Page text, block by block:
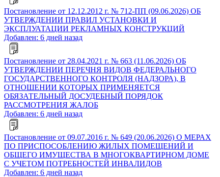
Постановление от 12.12.2012 г. № 712-ПП (09.06.2026) ОБ
УТВЕРЖДЕНИИ ПРАВИЛ УСТАНОВКИ И
ЭКСПЛУАТАЦИИ РЕКЛАМНЫХ КОНСТРУКЦИЙ
Добавлен: 6 дней назад
Постановление от 28.04.2021 г. № 663 (11.06.2026) ОБ
УТВЕРЖДЕНИИ ПЕРЕЧНЯ ВИДОВ ФЕДЕРАЛЬНОГО
ГОСУДАРСТВЕННОГО КОНТРОЛЯ (НАДЗОРА), В
ОТНОШЕНИИ КОТОРЫХ ПРИМЕНЯЕТСЯ
ОБЯЗАТЕЛЬНЫЙ ДОСУДЕБНЫЙ ПОРЯДОК
РАССМОТРЕНИЯ ЖАЛОБ
Добавлен: 6 дней назад
Постановление от 09.07.2016 г. № 649 (20.06.2026) О МЕРАХ
ПО ПРИСПОСОБЛЕНИЮ ЖИЛЫХ ПОМЕЩЕНИЙ И
ОБЩЕГО ИМУЩЕСТВА В МНОГОКВАРТИРНОМ ДОМЕ
С УЧЕТОМ ПОТРЕБНОСТЕЙ ИНВАЛИДОВ
Добавлен: 6 дней назад